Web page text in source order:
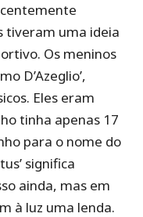
tiveram uma ideia
Os meninos
D’Azeglio’,
Eles eram
tinha apenas 17
para o nome do
significa
ainda, mas em
à luz uma lenda.